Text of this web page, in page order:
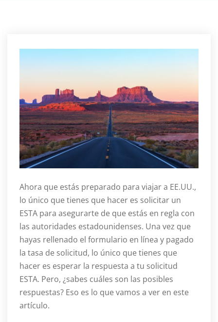
Ahora que estás preparado para viajar a EE.UU.,
lo único que tienes que hacer es solicitar un
ESTA para asegurarte de que estás en regla con
las autoridades estadounidenses. Una vez que
hayas rellenado el formulario en línea y pagado
la tasa de solicitud, lo único que tienes que
hacer es esperar la respuesta a tu solicitud
ESTA. Pero, ¿sabes cuáles son las posibles
respuestas? Eso es lo que vamos a ver en este
artículo.